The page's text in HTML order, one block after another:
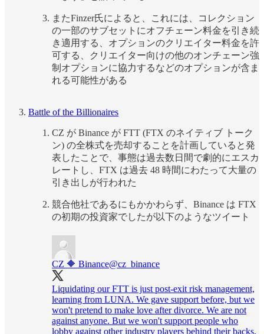
またFinzer氏によると、これには、コレクション
の一部のサブセットにオフチェーン料金を引き続
き適用する、オプションのクリエイター料金を許
可する、クリエイター向けの他のオンチェーン強
制オプションに協力するなどのオプションが含ま
れる可能性がある
Battle of the Billionaires
CZ が Binance が FTT (FTX のネイティブ トーク
ン) の全株式を売却することを計画していると発
表したことで、事態は過去数日間で劇的にエスカ
レートし、FTX は過去 48 時間にわたって大量の
引き出しが行われた
競合他社であるにもかかわらず、Binance は FTX
の初期の投資家でしたが以下のようなツイート
CZ 🔶 Binance@cz_binance
Liquidating our FTT is just post-exit risk management,
learning from LUNA. We gave support before, but we
won't pretend to make love after divorce. We are not
against anyone. But we won't support people who
lobby against other industry players behind their backs.